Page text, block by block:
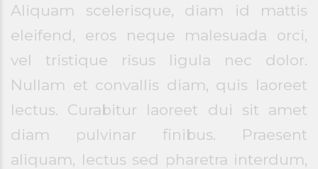
Aliquam scelerisque, diam id mattis
eleifend, eros neque malesuada orci,
vel tristique risus ligula nec dolor.
Nullam et convallis diam, quis laoreet
lectus. Curabitur laoreet dui sit amet
diam pulvinar finibus. Praesent
aliquam, lectus sed pharetra interdum,